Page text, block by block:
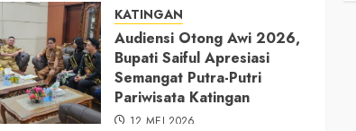
KATINGAN
Audiensi Otong Awi 2026,
Bupati Saiful Apresiasi
Semangat Putra-Putri
Pariwisata Katingan
12 MEI 2026